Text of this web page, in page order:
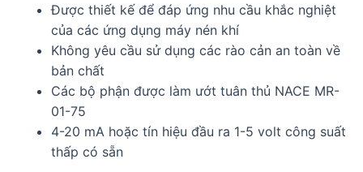
Được thiết kế để đáp ứng nhu cầu khắc nghiệt
của các ứng dụng máy nén khí
Không yêu cầu sử dụng các rào cản an toàn về
bản chất
Các bộ phận được làm ướt tuân thủ NACE MR-
01-75
4-20 mA hoặc tín hiệu đầu ra 1-5 volt công suất
thấp có sẵn